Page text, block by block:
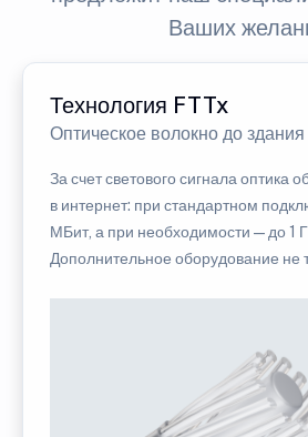
Ваших
Технология FTTx
Оптическое волокно до здания
За счет светового сигнала оптика
в интернет: при стандартном
МБит, а при необходимости — до 1
Дополнительное оборудование не